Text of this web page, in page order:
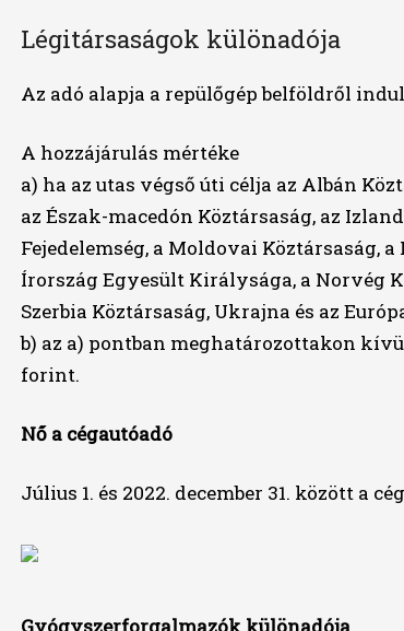
Légitársaságok különadója
Az adó alapja a repülőgép belföldről
A hozzájárulás mértéke
a) ha az utas végső úti célja az Albán
az Észak-macedón Köztársaság, az
Fejedelemség, a Moldovai Köztársaság,
Írország Egyesült Királysága, a Norvég
Szerbia Köztársaság, Ukrajna és az
b) az a) pontban meghatározottakon
forint.
Nő a cégautóadó
Július 1. és 2022. december 31. között a